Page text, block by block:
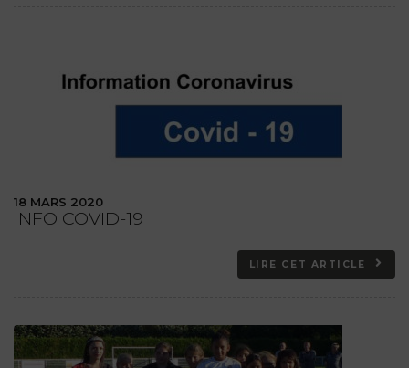
18 MARS 2020
INFO COVID-19
LIRE CET ARTICLE